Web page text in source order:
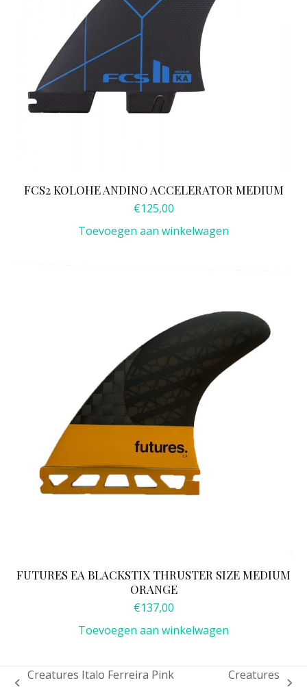
FCS2 KOLOHE ANDINO ACCELERATOR MEDIUM
€125,00
Toevoegen aan winkelwagen
FUTURES EA BLACKSTIX THRUSTER SIZE MEDIUM
ORANGE
€137,00
Toevoegen aan winkelwagen
Creatures Italo Ferreira Pink
Creatures